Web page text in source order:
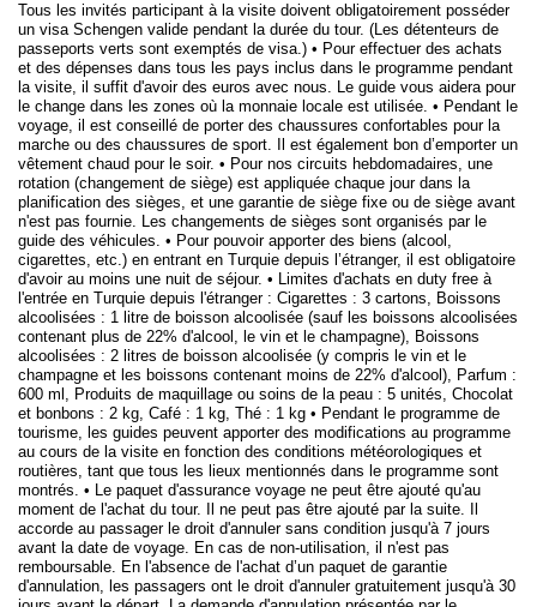
Tous les invités participant à la visite doivent obligatoirement posséder
un visa Schengen valide pendant la durée du tour. (Les détenteurs de
passeports verts sont exemptés de visa.) • Pour effectuer des achats
et des dépenses dans tous les pays inclus dans le programme pendant
la visite, il suffit d'avoir des euros avec nous. Le guide vous aidera pour
le change dans les zones où la monnaie locale est utilisée. • Pendant le
voyage, il est conseillé de porter des chaussures confortables pour la
marche ou des chaussures de sport. Il est également bon d’emporter un
vêtement chaud pour le soir. • Pour nos circuits hebdomadaires, une
rotation (changement de siège) est appliquée chaque jour dans la
planification des sièges, et une garantie de siège fixe ou de siège avant
n'est pas fournie. Les changements de sièges sont organisés par le
guide des véhicules. • Pour pouvoir apporter des biens (alcool,
cigarettes, etc.) en entrant en Turquie depuis l’étranger, il est obligatoire
d'avoir au moins une nuit de séjour. • Limites d'achats en duty free à
l'entrée en Turquie depuis l'étranger : Cigarettes : 3 cartons, Boissons
alcoolisées : 1 litre de boisson alcoolisée (sauf les boissons alcoolisées
contenant plus de 22% d'alcool, le vin et le champagne), Boissons
alcoolisées : 2 litres de boisson alcoolisée (y compris le vin et le
champagne et les boissons contenant moins de 22% d'alcool), Parfum :
600 ml, Produits de maquillage ou soins de la peau : 5 unités, Chocolat
et bonbons : 2 kg, Café : 1 kg, Thé : 1 kg • Pendant le programme de
tourisme, les guides peuvent apporter des modifications au programme
au cours de la visite en fonction des conditions météorologiques et
routières, tant que tous les lieux mentionnés dans le programme sont
montrés. • Le paquet d'assurance voyage ne peut être ajouté qu'au
moment de l'achat du tour. Il ne peut pas être ajouté par la suite. Il
accorde au passager le droit d'annuler sans condition jusqu'à 7 jours
avant la date de voyage. En cas de non-utilisation, il n'est pas
remboursable. En l'absence de l'achat d’un paquet de garantie
d'annulation, les passagers ont le droit d'annuler gratuitement jusqu'à 30